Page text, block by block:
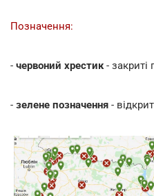
Позначення:
- червоний хрестик- закриті
- зелене позначення -